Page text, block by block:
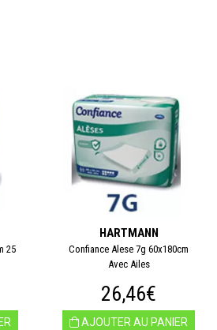
25
HARTMANN
Confiance Alese 7g 60x180cm
Avec Ailes
26,46€
AJOUTER AU PANIER